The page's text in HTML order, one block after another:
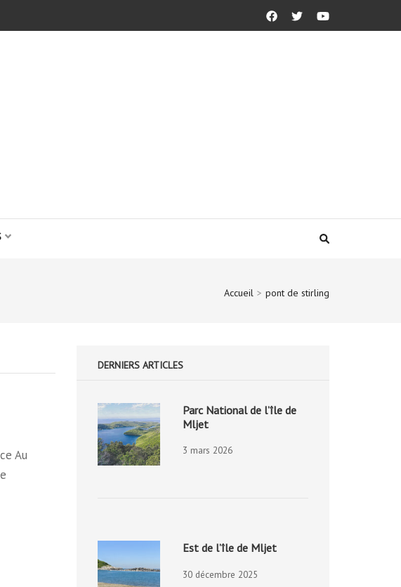
Accueil > pont de stirling
Au
DERNIERS ARTICLES
Parc National de l’île de
Mljet
3 mars 2026
Est de l’île de Mljet
30 décembre 2025